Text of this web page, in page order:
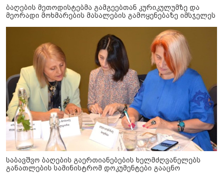
ბაღების მეთოდისტებმა გამგეებთან კურიკულუმზე და
მეორადი მოხმარების მასალების გამოყენებაზე იმსჯელეს
საბავშვო ბაღების გაერთიანებების ხელმძღვანელებს
განათლების სამინისტრომ დოკუმენტები გააცნო